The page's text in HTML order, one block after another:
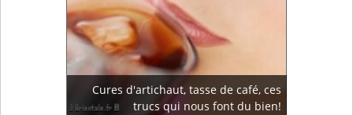
Cures d'artichaut, tasse de café, ces
trucs qui nous font du bien!